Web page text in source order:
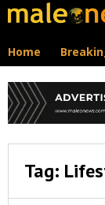
Lewati
ke
Home
Tag: